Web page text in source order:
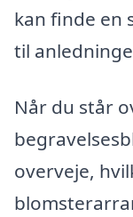
kan finde en
til
Når du står
overveje,